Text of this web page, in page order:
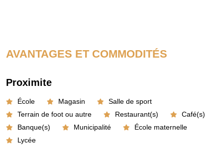
AVANTAGES ET COMMODITÉS
Proximite
École Magasin
Salle de sport
Terrain de foot ou autre
Restaurant(s)
Café(s)
Banque(s)
Municipalité
École maternelle
Lycée